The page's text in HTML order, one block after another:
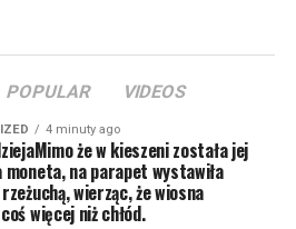
POPULAR VIDEOS
4 minuty ago
że w kieszeni została jej
moneta, na parapet wystawiła
wierząc, że wiosna
więcej niż chłód.